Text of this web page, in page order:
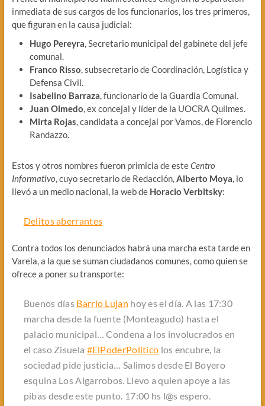
inmediata de sus cargos de los funcionarios, los tres primeros,
que figuran en la causa judicial:
Hugo Pereyra, Secretario municipal del gabinete del jefe
comunal.
Franco Risso, subsecretario de Coordinación, Logística y
Defensa Civil.
Isabelino Barraza, funcionario de la Guardia Comunal.
Juan Olmedo, ex concejal y líder de la UOCRA Quilmes.
Mirta Rojas, candidata a concejal por Vamos, de Florencio
Randazzo.
Estos y otros nombres fueron primicia de esteCentro
Informativo, cuyo secretario de Redacción,Alberto Moya, lo
llevó a un medio nacional, la web de Horacio Verbitsky:
Delitos aberrantes
Contra todos los denunciados habrá una marcha esta tarde en
Varela, a la que se suman ciudadanos comunes, como quien se
ofrece a poner su transporte:
Buenos días Barrio Lujan hoy es el día. A las 17:30
marcha desde la fuente (Monteagudo) hasta el
palacio municipal… Condena a los involucrados en
el caso Zisuela #ElPoderPolitico los encubre, la
sociedad pide justicia… Salimos desde El Boyero
esquina Los Algarrobos. Llevo a quien apoye a las
pibas desde este punto. 17:00 hs l@s espero.